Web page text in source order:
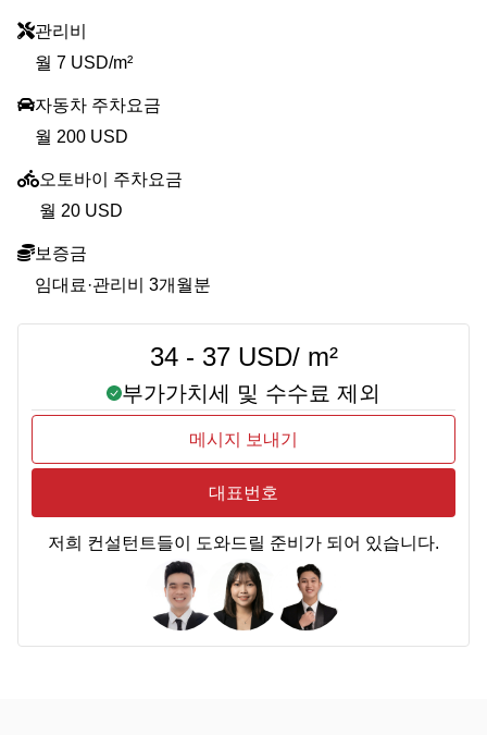
관리비
월 7 USD/m²
자동차 주차요금
월 200 USD
오토바이 주차요금
월 20 USD
보증금
임대료·관리비 3개월분
34 - 37 USD/ m²
부가가치세 및 수수료 제외
메시지 보내기
대표번호
저희 컨설턴트들이 도와드릴 준비가 되어 있습니다.